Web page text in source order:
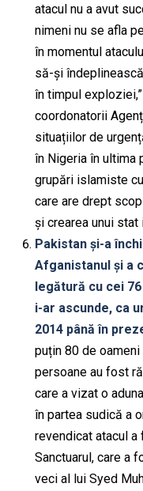
atacul nu a avut
nimeni nu se afla
în momentul
să-și
în timpul
coordonatorii
situațiilor de
în Nigeria în ultima
grupări islamiste
care are drept
și crearea unui stat
Pakistan și-a
Afganistanul și a
legătură cu cei
i-ar ascunde, ca
2014 până în
puțin 80 de
persoane au fost
care a vizat o
în partea sudică a
revendicat atacul
Sanctuarul, care a
veci al lui Syed